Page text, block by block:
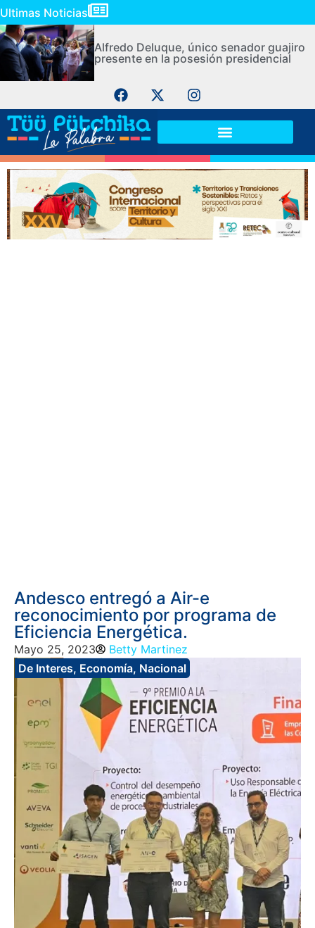
Ultimas Noticias
Alfredo Deluque, único senador guajiro
presente en la posesión presidencial
Andesco entregó a Air-e
reconocimiento por programa de
Eficiencia Energética.
Mayo 25, 2023
Betty Martinez
De Interes, Economía, Nacional